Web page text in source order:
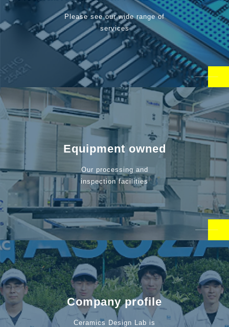
Please see our wide range of
services
Equipment owned
Our processing and
inspection facilities
Company profile
Ceramics Design Lab is